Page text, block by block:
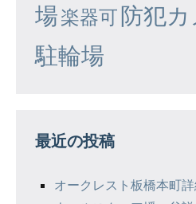
場楽器可防犯カ
駐輪場
最近の投稿
オークレスト板橋本町